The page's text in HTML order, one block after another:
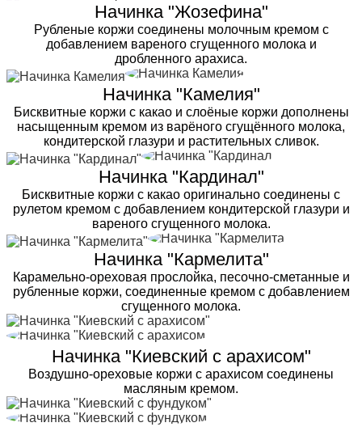
Начинка "Жозефина"
Рубленые коржи соединены молочным кремом с
добавлением вареного сгущенного молока и
дробленного арахиса.
Начинка "Камелия"
Бисквитные коржи с какао и слоёные коржи дополнены
насыщенным кремом из варёного сгущённого молока,
кондитерской глазури и растительных сливок.
Начинка "Кардинал"
Бисквитные коржи с какао оригинально соединены с
рулетом кремом с добавлением кондитерской глазури и
вареного сгущенного молока.
Начинка "Кармелита"
Карамельно-ореховая прослойка, песочно-сметанные и
рубленные коржи, соединенные кремом с добавлением
сгущенного молока.
Начинка "Киевский с арахисом"
Воздушно-ореховые коржи с арахисом соединены
масляным кремом.